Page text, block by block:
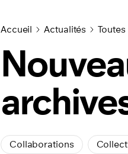
Accueil Actualités
Collaborations